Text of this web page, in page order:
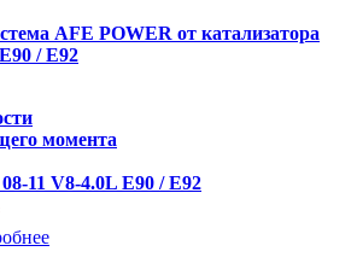
AFE POWER от катализатора
/ E92
момента
11 V8-4.0L E90 / E92